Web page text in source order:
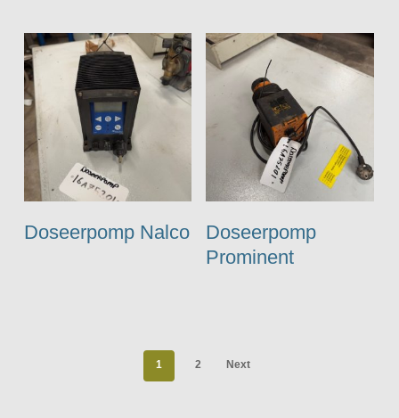
Doseerpomp Nalco
Doseerpomp
Prominent
1 2 Next